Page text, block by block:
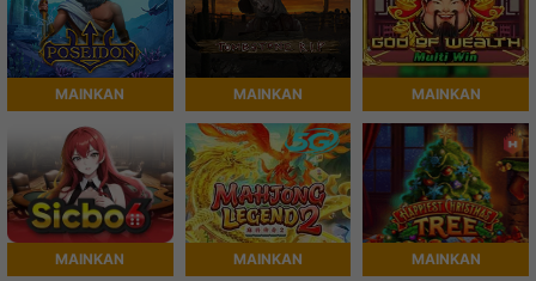
MAINKAN MAINKAN MAINKAN
MAINKAN MAINKAN MAINKAN